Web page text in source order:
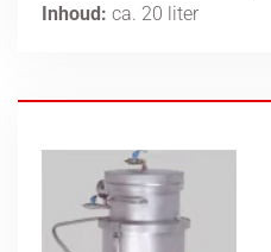
Inhoud: ca. 20 liter